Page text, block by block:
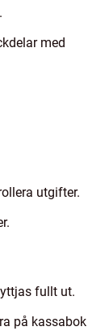
med
utgifter.
fullt ut.
på kassabok